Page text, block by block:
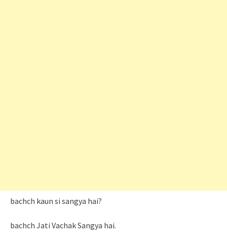
bachch kaun si sangya hai?
bachch Jati Vachak Sangya hai.